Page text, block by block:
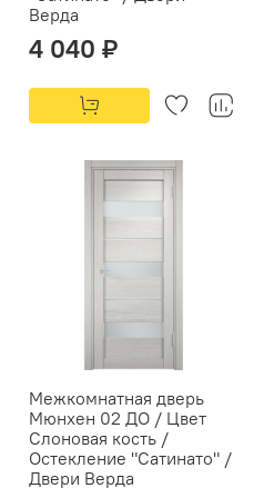
Верда
4 040 ₽
Межкомнатная дверь
Мюнхен 02 ДО / Цвет
Слоновая кость /
Остекление "Сатинато" /
Двери Верда